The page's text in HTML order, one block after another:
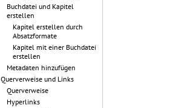
Buchdatei und Kapitel
erstellen
Kapitel erstellen durch
Absatzformate
Kapitel mit einer Buchdatei
erstellen
Metadaten hinzufügen
Querverweise und Links
Querverweise
Hyperlinks